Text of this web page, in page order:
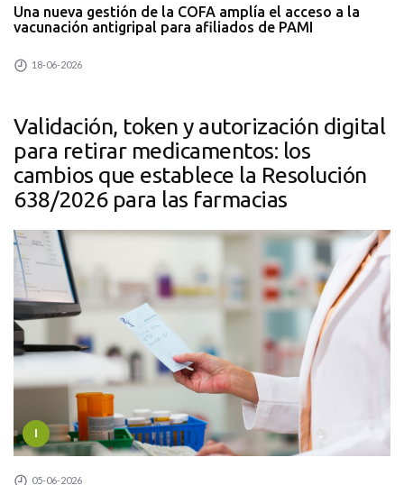
Una nueva gestión de la COFA amplía el acceso a la
vacunación antigripal para afiliados de PAMI
18-06-2026
Validación, token y autorización digital
para retirar medicamentos: los
cambios que establece la Resolución
638/2026 para las farmacias
I
05-06-2026